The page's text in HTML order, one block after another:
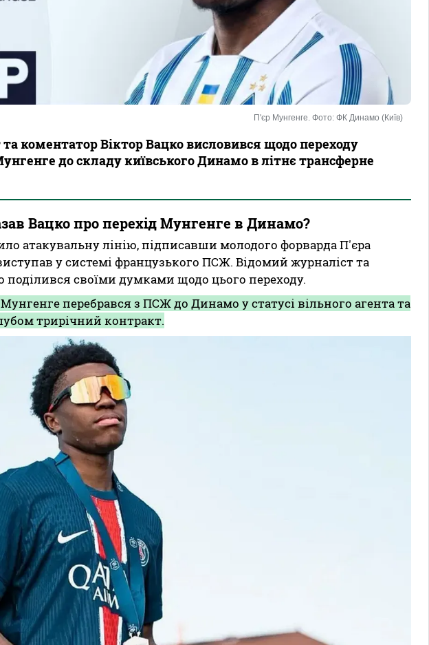
П'єр Мунгенге. Фото: ФК Динамо (Київ)
коментатор Віктор Вацко висловився щодо переходу
до складу київського Динамо в літнє трансферне
Вацко про перехід Мунгенге в Динамо?
атакувальну лінію, підписавши молодого форварда П'єра
у системі французького ПСЖ. Відомий журналіст та
поділився своїми думками щодо цього переходу.
перебрався з ПСЖ до Динамо у статусі вільного агента та
трирічний контракт.